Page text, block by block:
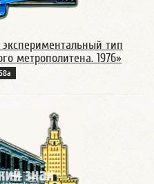
экспериментальный тип
метрополитена. 1976»